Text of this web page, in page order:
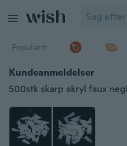
Populært
Kundeanmeldelser